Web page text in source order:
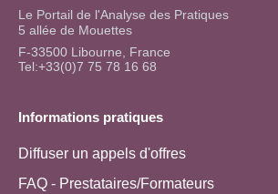
Le Portail de l'Analyse des Pratiques
5 allée de Mouettes
F-33500 Libourne, France
Tel:+33(0)7 75 78 16 68
Informations pratiques
Diffuser un appels d'offres
FAQ - Prestataires/Formateurs